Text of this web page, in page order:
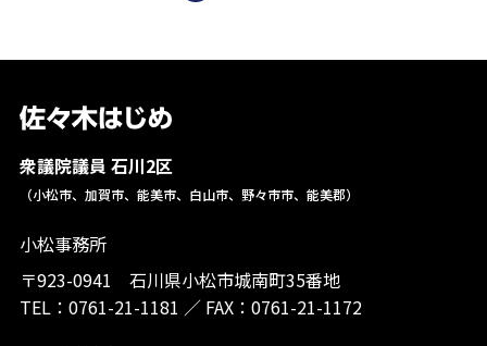
衆議院議員 石川2区
（小松市、加賀市、能美市、白山市、野々市市、能美郡）
小松事務所
〒923-0941 石川県小松市城南町35番地
TEL： 0761-21-1181 ／ FAX：0761-21-1172